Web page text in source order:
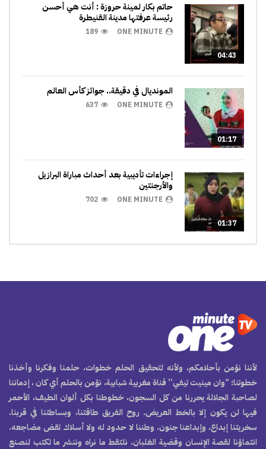
04:43
حاتم بكار لمينة حروزة : أنت هي أحسن
رئيسة عرفتها مدينة القنيطرة
ONE MINUTE
189
01:17
المونديال في دقيقة.. جوائز كأس العالم
ONE MINUTE
637
01:37
إجراءات تأديبية بعد أحداث مباراة البرازيل
والأرجنتين
ONE MINUTE
702
لأننا نؤمن بأحلامكم، ولأنه لتحقيق الحلم خطوات، حلمنا وفكرنا وأخذنا
خطوتنا؛ “وان مينيت تيفي” قناة مغربية شبابية، نؤمن بالحلم أي كان ، إدماننا
لصاحبة الجلالة يحررنا من كل السجون، خطوطنا بكل ألوان الطيف، الأحمر
فيها لن يكون إلا بالخط العريض. روح الفريق طاقتنا، وبساطتنا في قربنا.
سخريتنا إبداع، وإبداعنا جنون. وطننا لا حدود له ولا أسلاك تقض مضاجعه.
انتماؤنا لقصة الإنسان وقضية الغلبان. نلتقط ما نراه وننشر ما تكتب لنصنع